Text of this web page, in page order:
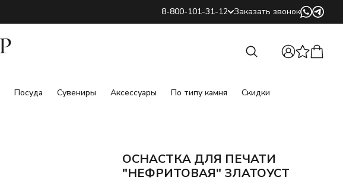
8-800-101-31-12 Заказать звонок
Посуда Сувениры Аксессуары По типу камня Скидки
Найти
ОСНАСТКА ДЛЯ ПЕЧАТИ
"НЕФРИТОВАЯ" ЗЛАТОУСТ